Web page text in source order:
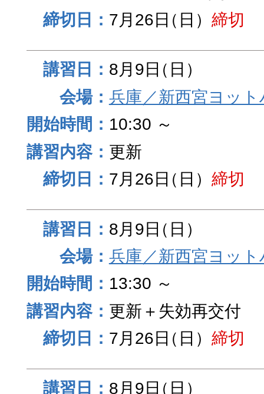
7月26日（日） 締切
8月9日（日）
兵庫／新西宮ヨッ
10:30 ～
更新
7月26日（日） 締切
8月9日（日）
兵庫／新西宮ヨッ
13:30 ～
更新＋失効再交付
7月26日（日） 締切
8月9日（日）